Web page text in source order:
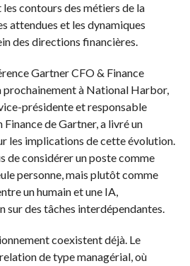
contours des métiers de la
attendues et les dynamiques
des directions financières.
Gartner CFO & Finance
prochainement à National Harbor,
présidente et responsable
Finance de Gartner, a livré un
les implications de cette évolution.
de considérer un poste comme
personne, mais plutôt comme
un humain et une IA,
sur des tâches interdépendantes.
coexistent déjà. Le
de type managérial, où